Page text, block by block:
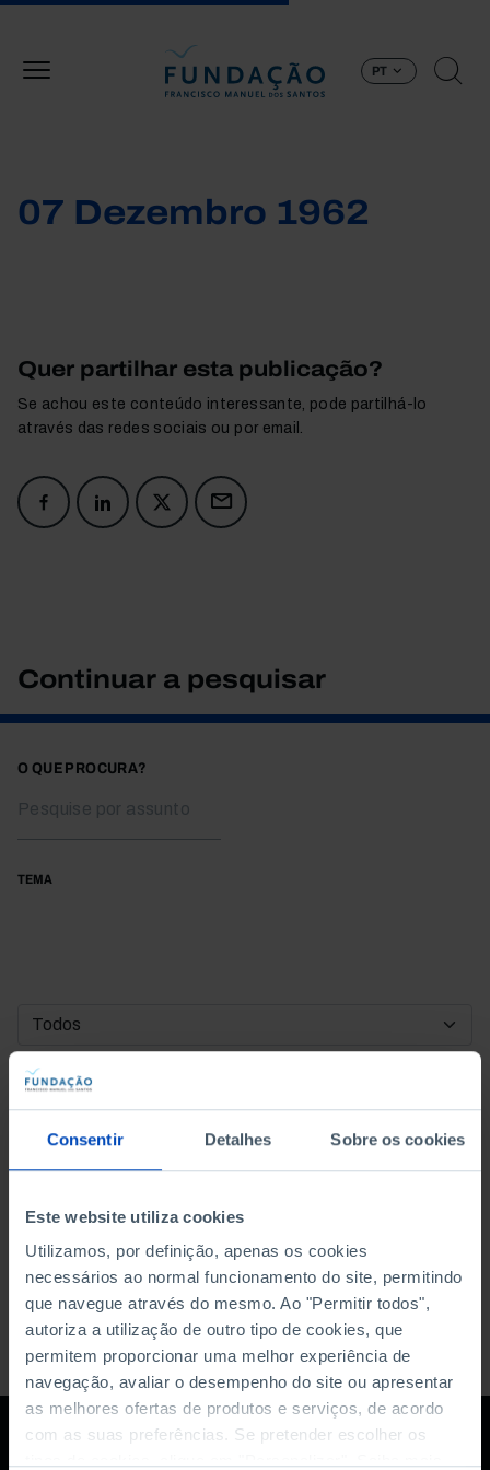
Consentir Detalhes Sobre os cookies
Este website utiliza cookies
Utilizamos, por definição, apenas os cookies
necessários ao normal funcionamento do site, permitindo
que navegue através do mesmo. Ao "Permitir todos",
autoriza a utilização de outro tipo de cookies, que
permitem proporcionar uma melhor experiência de
navegação, avaliar o desempenho do site ou apresentar
as melhores ofertas de produtos e serviços, de acordo
com as suas preferências. Se pretender escolher os
PT
07 Dezembro 1962
Quer partilhar esta publicação?
Se achou este conteúdo interessante, pode partilhá-lo
através das redes sociais ou por email.
Continuar a pesquisar
O QUE PROCURA?
TEMA
DATA DE INÍCIO
DATA DE FIM